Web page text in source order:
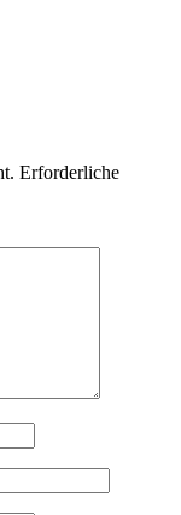
Erforderliche